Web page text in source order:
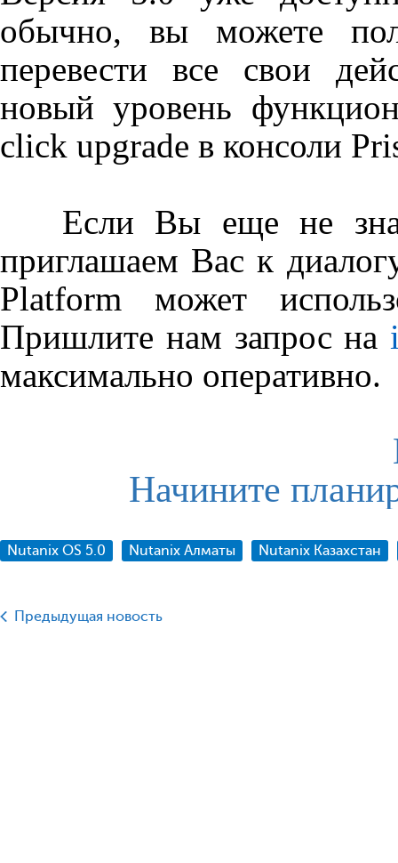
обычно, вы можете
перевести все свои
новый уровень
click upgrade в консоли
Если Вы еще не
приглашаем Вас к
Platform может
Пришлите нам запрос на
максимально оперативно.
Начините
Nutanix OS 5.0 Nutanix Алматы Nutanix Казахстан
Предыдущая новость